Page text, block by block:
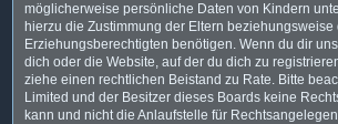
möglicherweise persönliche Daten von Kindern
hierzu die Zustimmung der Eltern beziehungsweise
Erziehungsberechtigten benötigen. Wenn du dir
dich oder die Website, auf der du dich zu
ziehe einen rechtlichen Beistand zu Rate. Bitte
Limited und der Besitzer dieses Boards keine
kann und nicht die Anlaufstelle für